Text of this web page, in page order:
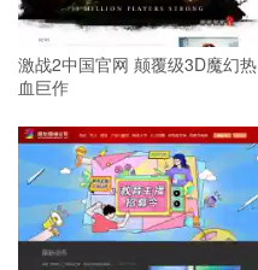
激战2中国官网 颠覆级3D魔幻热
血巨作